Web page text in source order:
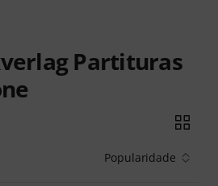
Partituras
Popularidade